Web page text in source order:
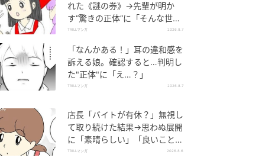
れた《謎の券》→先輩が明か
す“驚きの正体”に「そんな世代
差があるんですね」
TRILLマンガ 2026.8.7
「なんかある！」耳の違和感を
訴える娘。確認すると…判明し
た"正体"に「え…？」
TRILLマンガ 2026.8.7
店長「バイトが有休？」無視し
て取り続けた結果→思わぬ展開
に「素晴らしい」「良いことし
ましたね」
TRILLマンガ 2026.8.6